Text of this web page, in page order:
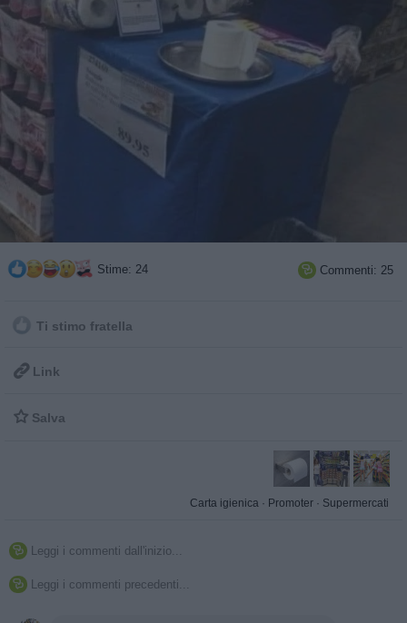
Stime: 24  Commenti: 25
Ti stimo fratella
 Link
 Salva
Carta igienica · Promoter · Supermercati
 Leggi i commenti dall'inizio...
 Leggi i commenti precedenti...